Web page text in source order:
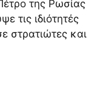
της Ρωσίας
τις ιδιότητές
στρατιώτες και